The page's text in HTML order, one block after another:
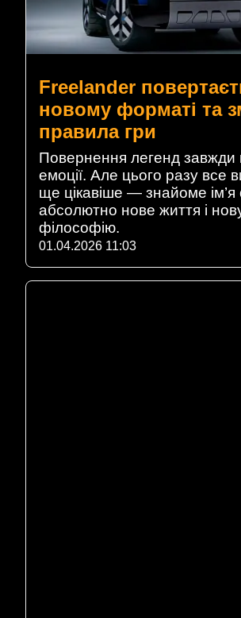
Freelander
новому форматі та
правила гри
Повернення легенд завжди
емоції. Але цього разу все
ще цікавіше — знайоме ім’я
абсолютно нове життя і
філософію.
01.04.2026 11:03